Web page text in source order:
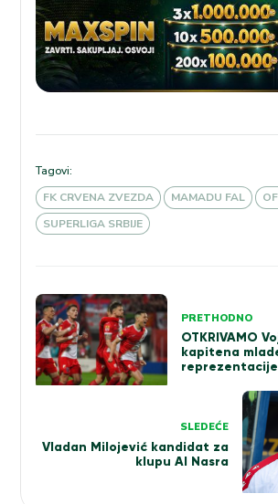
Tagovi:
FK CRVENA ZVEZDA
MAMADU FAL
SUPERLIGA SRBIJE
Kretanje
članka
PRETHODNO
OTKRIVAMO
kapitena
SLEDEĆE
Vladan Milojević kandidat za
klupu Al Nasra